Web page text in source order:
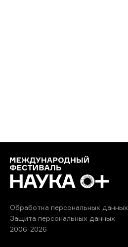
Обработка персональных данных
Защита персональных данных
2006-2026